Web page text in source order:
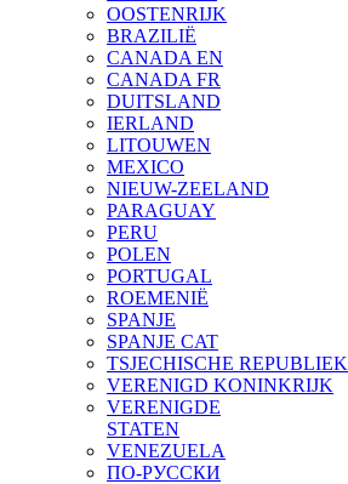
OOSTENRIJK
BRAZILIË
CANADA EN
CANADA FR
DUITSLAND
IERLAND
LITOUWEN
MEXICO
NIEUW-ZEELAND
PARAGUAY
PERU
POLEN
PORTUGAL
ROEMENIË
SPANJE
SPANJE CAT
TSJECHISCHE REPUBLIEK
VERENIGD KONINKRIJK
VERENIGDE
STATEN
VENEZUELA
ПО-РУССКИ